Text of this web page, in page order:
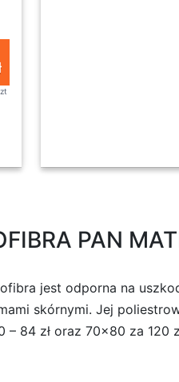
PAN
jest odporna na
skórnymi. Jej
84 zł oraz 70×80 za 120